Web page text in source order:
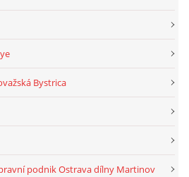
Bystrica
podnik Ostrava dílny Martinov